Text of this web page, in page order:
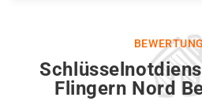
Flingern Nord